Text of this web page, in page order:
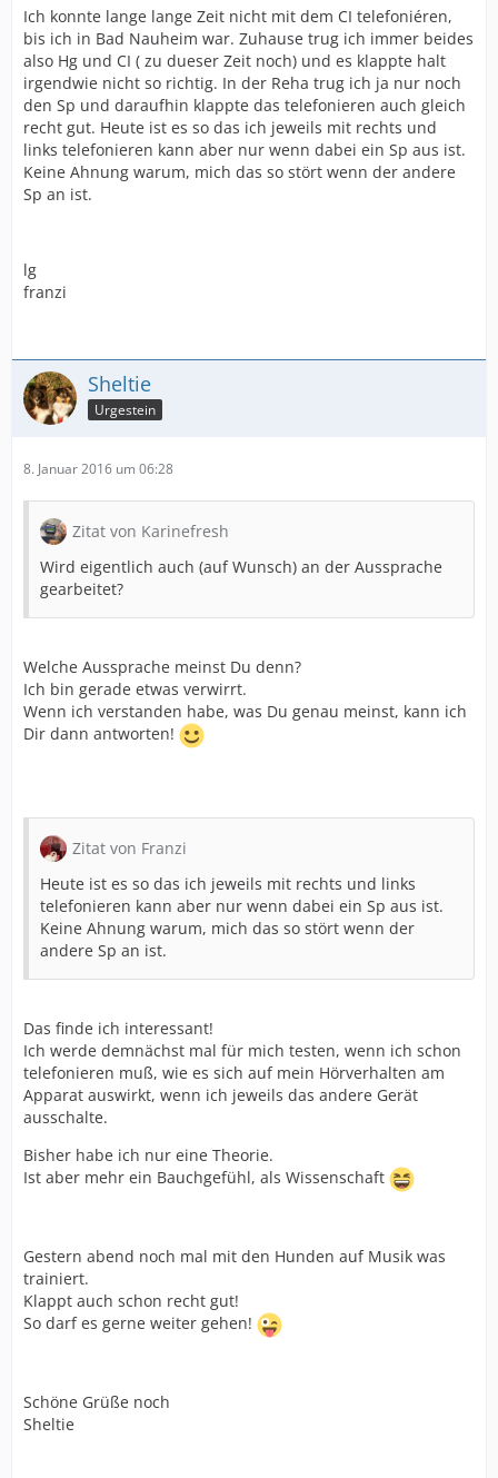
Ich konnte lange lange Zeit nicht mit dem CI telefoniéren,
bis ich in Bad Nauheim war. Zuhause trug ich immer beides
also Hg und CI ( zu dueser Zeit noch) und es klappte halt
irgendwie nicht so richtig. In der Reha trug ich ja nur noch
den Sp und daraufhin klappte das telefonieren auch gleich
recht gut. Heute ist es so das ich jeweils mit rechts und
links telefonieren kann aber nur wenn dabei ein Sp aus ist.
Keine Ahnung warum, mich das so stört wenn der andere
Sp an ist.
lg
franzi
Sheltie
Urgestein
8. Januar 2016 um 06:28
Zitat von Karinefresh
Wird eigentlich auch (auf Wunsch) an der Aussprache
gearbeitet?
Welche Aussprache meinst Du denn?
Ich bin gerade etwas verwirrt.
Wenn ich verstanden habe, was Du genau meinst, kann ich
Dir dann antworten!
Zitat von Franzi
Heute ist es so das ich jeweils mit rechts und links
telefonieren kann aber nur wenn dabei ein Sp aus ist.
Keine Ahnung warum, mich das so stört wenn der
andere Sp an ist.
Das finde ich interessant!
Ich werde demnächst mal für mich testen, wenn ich schon
telefonieren muß, wie es sich auf mein Hörverhalten am
Apparat auswirkt, wenn ich jeweils das andere Gerät
ausschalte.
Bisher habe ich nur eine Theorie.
Ist aber mehr ein Bauchgefühl, als Wissenschaft
Gestern abend noch mal mit den Hunden auf Musik was
trainiert.
Klappt auch schon recht gut!
So darf es gerne weiter gehen!
Schöne Grüße noch
Sheltie